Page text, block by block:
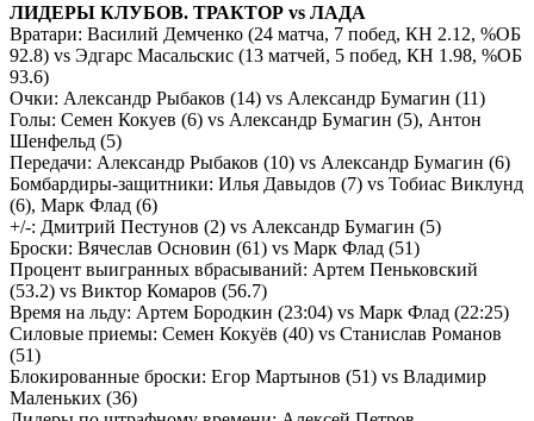
ЛИДЕРЫ КЛУБОВ. ТРАКТОР vs ЛАДА
Вратари: Василий Демченко (24 матча, 7 побед, КН 2.12, %ОБ
92.8) vs Эдгарс Масальскис (13 матчей, 5 побед, КН 1.98, %ОБ
93.6)
Очки: Александр Рыбаков (14) vs Александр Бумагин (11)
Голы: Семен Кокуев (6) vs Александр Бумагин (5), Антон
Шенфельд (5)
Передачи: Александр Рыбаков (10) vs Александр Бумагин (6)
Бомбардиры-защитники: Илья Давыдов (7) vs Тобиас Виклунд
(6), Марк Флад (6)
+/-: Дмитрий Пестунов (2) vs Александр Бумагин (5)
Броски: Вячеслав Основин (61) vs Марк Флад (51)
Процент выигранных вбрасываний: Артем Пеньковский
(53.2) vs Виктор Комаров (56.7)
Время на льду: Артем Бородкин (23:04) vs Марк Флад (22:25)
Силовые приемы: Семен Кокуёв (40) vs Станислав Романов
(51)
Блокированные броски: Егор Мартынов (51) vs Владимир
Маленьких (36)